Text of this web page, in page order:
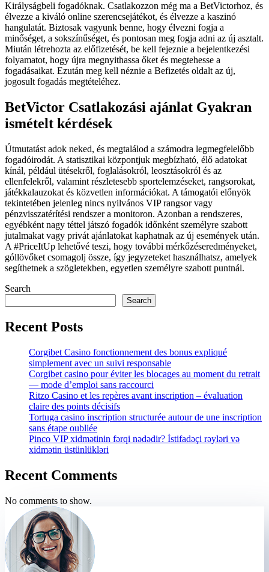
Királyságbeli fogadóknak. Csatlakozzon még ma a BetVictorhoz, és
élvezze a kiváló online szerencsejátékot, és élvezze a kaszinó
hangulatát. Biztosak vagyunk benne, hogy élvezni fogja a
minőséget, a sokszínűséget, és pontosan meg fogja adni az új asztalt.
Miután létrehozta az előfizetését, be kell fejeznie a bejelentkezési
folyamatot, hogy újra megnyithassa őket és megtehesse a
fogadásaikat. Ezután meg kell néznie a Befizetés oldalt az új,
jogosult fogadás megtételéhez.
BetVictor Csatlakozási ajánlat Gyakran
ismételt kérdések
Útmutatást adok neked, és megtalálod a számodra legmegfelelőbb
fogadóirodát. A statisztikai központjuk megbízható, élő adatokat
kínál, például ütésekről, foglalásokról, leosztásokról és az
ellenfelekről, valamint részletesebb sportelemzéseket, rangsorokat,
játékkalauzokat és közvetlen információkat. A támogatói előnyök
tekintetében jelenleg nincs nyilvános VIP rangsor vagy
pénzvisszatérítési rendszer a monitoron. Azonban a rendszeres,
egyébként nagy téttel játszó fogadók időnként személyre szabott
jutalmakat vagy privát ajánlatokat kaphatnak az új események után.
A #PriceItUp lehetővé teszi, hogy további mérkőzéseredményeket,
góllövőket csomagolj össze, így jegyzeteket használhatsz, amelyek
segíthetnek a szögletekben, egyetlen személyre szabott puntnál.
Search
Search
Recent Posts
Corgibet Casino fonctionnement des bonus expliqué
simplement avec un suivi responsable
Corgibet casino pour éviter les blocages au moment du retrait
— mode d’emploi sans raccourci
Ritzo Casino et les repères avant inscription – évaluation
claire des points décisifs
Tortuga casino inscription structurée autour de une inscription
sans étape oubliée
Pinco VIP xidmətinin fərqi nədədir? İstifadəçi rəyləri və
xidmətin üstünlükləri
Recent Comments
No comments to show.